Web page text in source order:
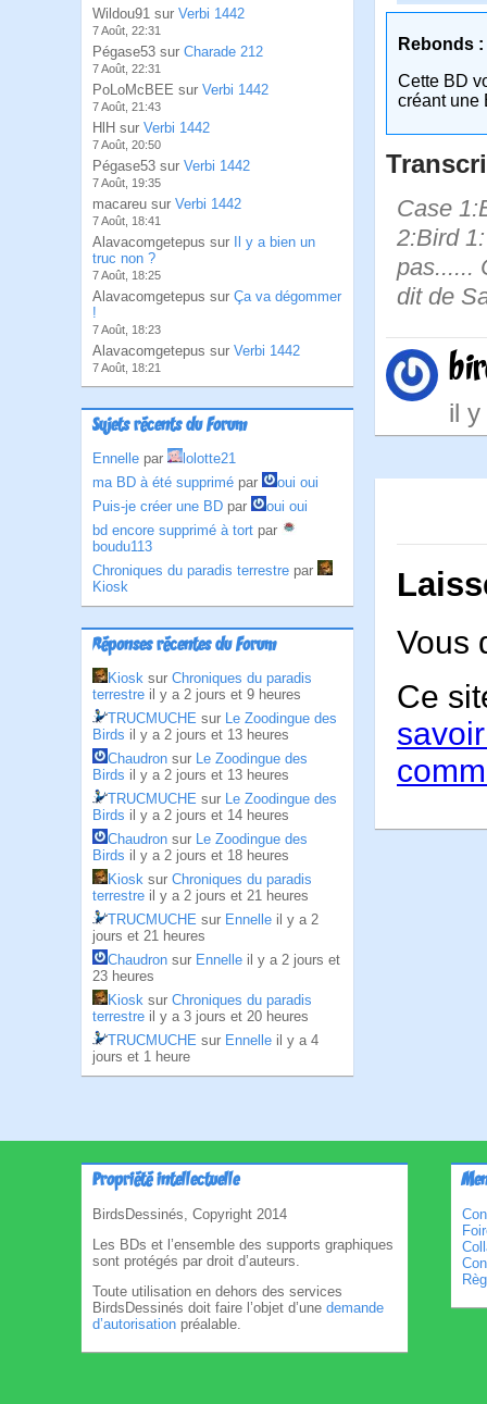
Wildou91 sur Verbi 1442
7 Août, 22:31
Pégase53 sur Charade 212
7 Août, 22:31
PoLoMcBEE sur Verbi 1442
7 Août, 21:43
HlH sur Verbi 1442
7 Août, 20:50
Pégase53 sur Verbi 1442
7 Août, 19:35
macareu sur Verbi 1442
7 Août, 18:41
Alavacomgetepus sur
Il y a bien un
truc non ?
7 Août, 18:25
Alavacomgetepus sur Ça va dégommer
!
7 Août, 18:23
Alavacomgetepus sur Verbi 1442
7 Août, 18:21
Sujets récents du Forum
Ennelle par
lolotte21
ma BD à été supprimé par
oui oui
Puis-je créer une BD par
oui oui
bd encore supprimé à tort par
boudu113
Chroniques du paradis terrestre par
Kiosk
Réponses récentes du Forum
Kiosk sur Chroniques du paradis
terrestre il y a 2 jours et 9 heures
TRUCMUCHE sur Le Zoodingue des
Birds il y a 2 jours et 13 heures
Chaudron sur Le Zoodingue des
Birds il y a 2 jours et 13 heures
TRUCMUCHE sur Le Zoodingue des
Birds il y a 2 jours et 14 heures
Chaudron sur Le Zoodingue des
Birds il y a 2 jours et 18 heures
Kiosk sur Chroniques du paradis
terrestre il y a 2 jours et 21 heures
TRUCMUCHE sur Ennelle il y a 2
jours et 21 heures
Chaudron sur Ennelle il y a 2 jours et
23 heures
Kiosk sur Chroniques du paradis
terrestre il y a 3 jours et 20 heures
TRUCMUCHE sur Ennelle il y a 4
jours et 1 heure
Rebonds :
Cette BD
créant une
Case
2:Bird
pas......
dit de
il y
Vous
Ce
Propriété intellectuelle
BirdsDessinés, Copyright 2014
Les BDs et l’ensemble des supports graphiques
sont protégés par droit d’auteurs.
Toute utilisation en dehors des services
BirdsDessinés doit faire l’objet d’une demande
d’autorisation préalable.